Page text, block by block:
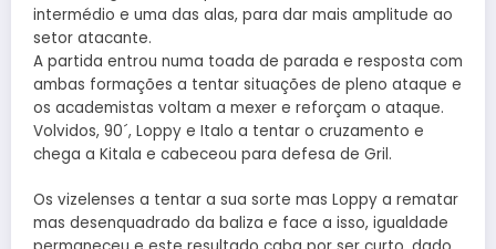
intermédio e uma das alas, para dar mais amplitude ao
setor atacante.
A partida entrou numa toada de parada e resposta com
ambas formações a tentar situações de pleno ataque e
os academistas voltam a mexer e reforçam o ataque.
Volvidos, 90´, Loppy e Italo a tentar o cruzamento e
chega a Kitala e cabeceou para defesa de Gril.
Os vizelenses a tentar a sua sorte mas Loppy a rematar
mas desenquadrado da baliza e face a isso, igualdade